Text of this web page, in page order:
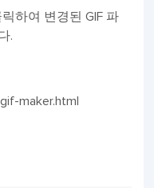
하여 변경된 GIF 파
.
maker.html